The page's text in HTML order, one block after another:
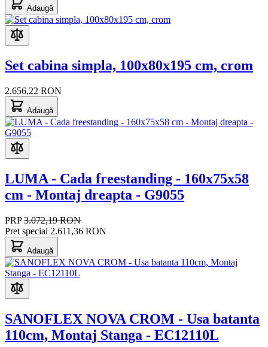
Adaugă
Set cabina simpla, 100x80x195 cm, crom
2.656,22 RON
Adaugă
LUMA - Cada freestanding - 160x75x58
cm - Montaj dreapta - G9055
PRP 3.072,19 RON
Pret special 2.611,36 RON
Adaugă
SANOFLEX NOVA CROM - Usa batanta
110cm, Montaj Stanga - EC12110L